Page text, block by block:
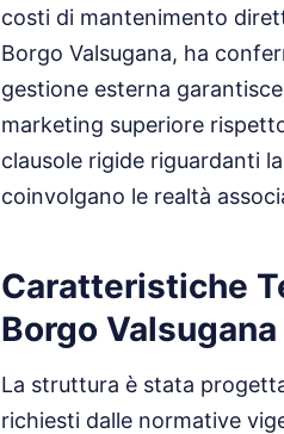
costi di mantenimento
Borgo Valsugana, ha
gestione esterna
marketing superiore
clausole rigide riguardanti
coinvolgano le realtà
Caratteristiche
Borgo Valsugana
La struttura è stata
richiesti dalle normative